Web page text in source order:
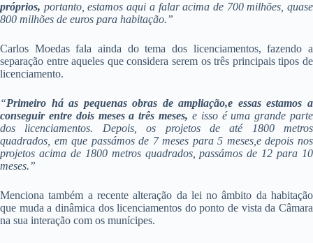
próprios, portanto, estamos aqui a falar acima de 700 milhões, quase
800 milhões de euros para habitação.”
Carlos Moedas fala ainda do tema dos licenciamentos, fazendo a
separação entre aqueles que considera serem os três principais tipos de
licenciamento.
“Primeiro há as pequenas obras de ampliação,e essas estamos a
conseguir entre dois meses a três meses, e isso é uma grande parte
dos licenciamentos. Depois, os projetos de até 1800 metros
quadrados, em que passámos de 7 meses para 5 meses,e depois nos
projetos acima de 1800 metros quadrados, passámos de 12 para 10
meses.”
Menciona também a recente alteração da lei no âmbito da habitação
que muda a dinâmica dos licenciamentos do ponto de vista da Câmara
na sua interação com os munícipes.